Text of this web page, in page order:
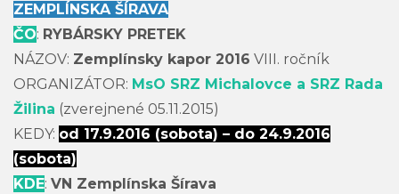
ZEMPLÍNSKA ŠÍRAVA
ČO: RYBÁRSKY PRETEK
NÁZOV: Zemplínsky kapor 2016 VIII. ročník
ORGANIZÁTOR: MsO SRZ Michalovce a SRZ Rada
Žilina (zverejnené 05.11.2015)
KEDY: od 17.9.2016 (sobota) – do 24.9.2016
(sobota)
KDE: VN Zemplínska Šírava